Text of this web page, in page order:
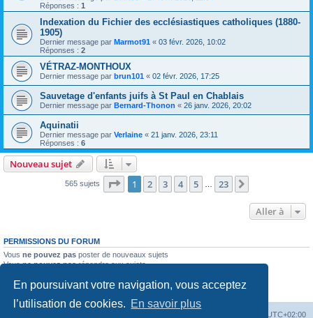
En poursuivant votre navigation, vous acceptez
l’utilisation de cookies. En savoir plus
Réponses : 1
Indexation du Fichier des ecclésiastiques catholiques (1880-
1905)
Dernier message par Marmot91 « 03 févr. 2026, 10:02
Réponses : 2
VÉTRAZ-MONTHOUX
Dernier message par brun101 « 02 févr. 2026, 17:25
Sauvetage d'enfants juifs à St Paul en Chablais
Dernier message par Bernard-Thonon « 26 janv. 2026, 20:02
Aquinatii
Dernier message par Verlaine « 21 janv. 2026, 23:11
Réponses : 6
Nouveau sujet
565 sujets Page 1sur23
1 2 3 4 5 23
Aller à
PERMISSIONS DU FORUM
Vous ne pouvez pas poster de nouveaux sujets
Vousne pouvez pasrépondre aux sujets
Vousne pouvez passupprimer vos messages
ne pouvez pas joindre des fichiers
UTC+02:00